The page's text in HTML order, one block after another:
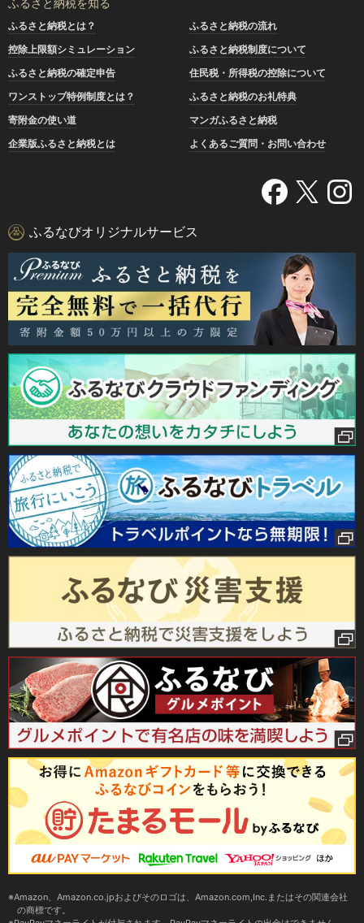
ふるさと納税を知る
ふるさと納税とは？
ふるさと納税の流れ
控除上限額シミュレーション
ふるさと納税制度について
ふるさと納税の確定申告
住民税・所得税の控除について
ワンストップ特例制度とは？
ふるさと納税のお礼特典
寄附金の使い道
マンガふるさと納税
企業版ふるさと納税とは
よくあるご質問・お問い合わせ
ふるなびオリジナルサービス
Amazon、Amazon.co.jpおよびそのロゴは、Amazon.com,Inc.またはその関連会社
の商標です。